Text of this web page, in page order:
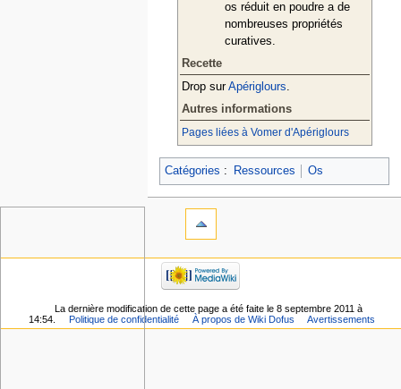
os réduit en poudre a de
nombreuses propriétés
curatives.
Recette
Drop surApériglours.
Autres informations
Pages liées à Vomer d'Apériglours
Catégories : Ressources Os
La dernière modification de cette page a été faite le 8 septembre 2011 à
14:54.
Politique de confidentialité À propos de Wiki Dofus Avertissements